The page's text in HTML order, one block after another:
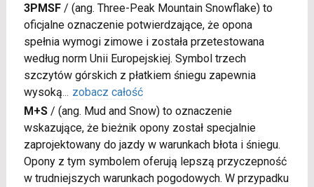
3PMSF/ (ang. Three-Peak Mountain Snowflake) to
oficjalne oznaczenie potwierdzające, że opona
spełnia wymogi zimowe i została przetestowana
według norm Unii Europejskiej. Symbol trzech
szczytów górskich z płatkiem śniegu zapewnia
wysoką... zobacz całość
M+S/ (ang. Mud and Snow) to oznaczenie
wskazujące, że bieżnik opony został specjalnie
zaprojektowany do jazdy w warunkach błota i śniegu.
Opony z tym symbolem oferują lepszą przyczepność
w trudniejszych warunkach pogodowych. W przypadku